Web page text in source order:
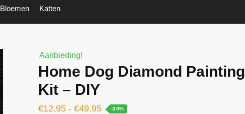
Bloemen Katten
Aanbieding!
Home Dog Diamond Painting
Kit – DIY
€12.95 - €49.95 -30%